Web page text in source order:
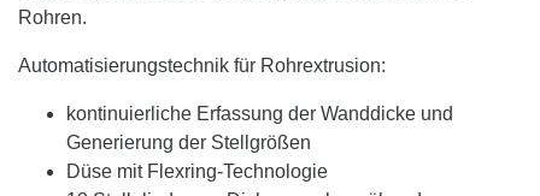
Rohren.
Automatisierungstechnik für Rohrextrusion:
kontinuierliche Erfassung der Wanddicke und
Generierung der Stellgrößen
Düse mit Flexring-Technologie